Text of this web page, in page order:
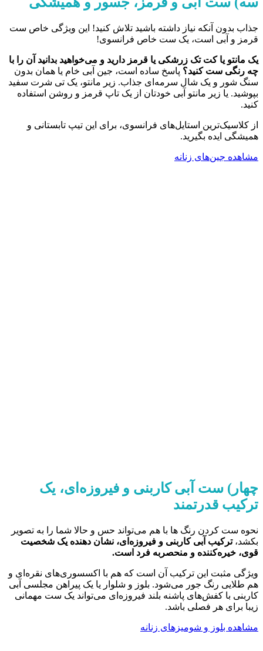
جذاب بدون آنکه نیاز داشته باشید تلاش کنید! این ویژگی خاص ست
قرمز و آبی است، یک ست خاص فرانسوی!
یک مانتو یا کت تک زرشکی یا قرمز دارید و می‌خواهید بدانید آن را با
چه رنگی ست کنید؟ پاسخ ساده است، جین آبی خام یا همان بدون
سنگ شور و یک شال سرمه‌ای جذاب. زیر مانتو، یک تی شرت سفید
بپوشید. یا زیر مانتو آبی خودتان از یک تاپ قرمز و روشن استفاده
کنید.
از کلاسیک‌ترین استایل‌های فرانسوی، برای این تیپ تابستانی و
همیشگی ایده بگیرید.
مشاهده جین‌های زنانه
چهار) ست آبی کاربنی و فیروزه‌ای، یک
ترکیب قدرتمند
نحوه ست کردن رنگ ها با هم می‌تواند حس و حالا شما را به تصویر
بکشد،ترکیب آبی کاربنی و فیروزه‌ای، نشان دهنده یک شخصیت
قوی، خیره‌کننده و منحصربه فرد است.
ویژگی مثبت این ترکیب آن است که هم با اکسسوری‌های نقره‌ای و
هم طلایی رنگ جور می‌شود. بلوز و شلوار یا یک پیراهن مجلسی آبی
کاربنی با کفش‌های پاشنه بلند فیروزه‌ای می‌تواند یک ست مهمانی
زیبا برای هر فصلی باشد.
مشاهده بلوز و شومیزهای زنانه